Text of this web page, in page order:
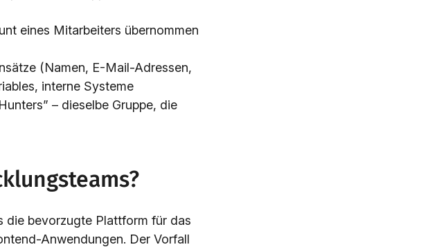
eines Mitarbeiters übernommen
(Namen, E-Mail-Adressen,
interne Systeme
– dieselbe Gruppe, die
die bevorzugte Plattform für das
Anwendungen. Der Vorfall